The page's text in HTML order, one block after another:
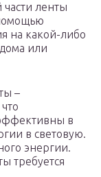
части ленты
на какой-либо
или
–
в
в световую.
энергии.
требуется